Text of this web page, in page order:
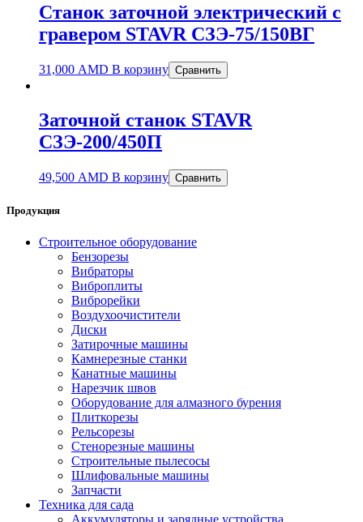
Станок заточной электрический c
гравером STAVR СЗЭ-75/150ВГ
31,000 AMD В корзину Сравнить
Заточной станок STAVR
СЗЭ-200/450П
49,500 AMD В корзину Сравнить
Продукция
Строительное оборудование
Бензорезы
Вибраторы
Виброплиты
Виброрейки
Воздухоочистители
Диски
Затирочные машины
Камнерезные станки
Канатные машины
Нарезчик швов
Оборудование для алмазного бурения
Плиткорезы
Рельсорезы
Стенорезные машины
Строительные пылесосы
Шлифовальные машины
Запчасти
Техника для сада
Аккумуляторы и зарядные устройства